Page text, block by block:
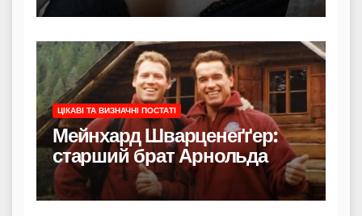
ЦІКАВІ ТА ВИЗНАЧНІ ПОСТАТІ
Мейнхард Шварценеґґер:
старший брат Арнольда